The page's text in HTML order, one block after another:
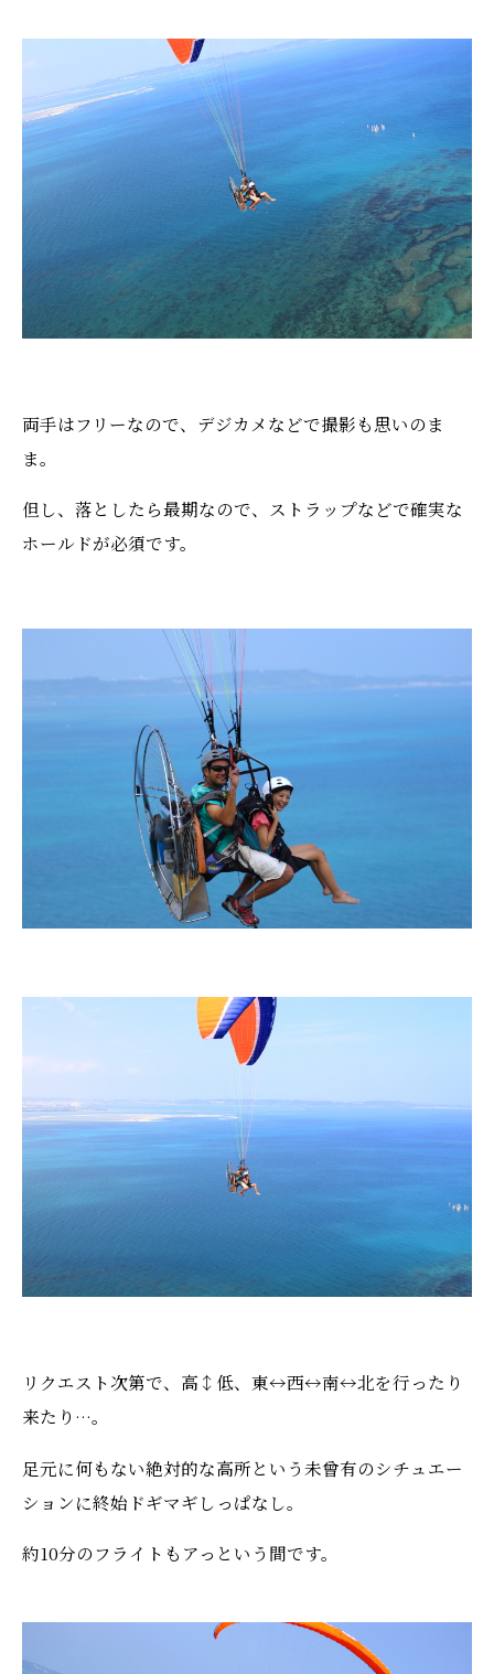
両手はフリーなので、デジカメなどで撮影も思いのま
ま。
但し、落としたら最期なので、ストラップなどで確実な
ホールドが必須です。
リクエスト次第で、高↕低、東↔西↔南↔北を行ったり
来たり…。
足元に何もない絶対的な高所という未曾有のシチュエー
ションに終始ドギマギしっぱなし。
約10分のフライトもアっという間です。